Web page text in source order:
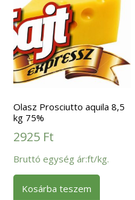
Olasz Prosciutto aquila 8,5
kg 75%
2925 Ft
Bruttó egység ár:ft/kg.
Kosárba teszem